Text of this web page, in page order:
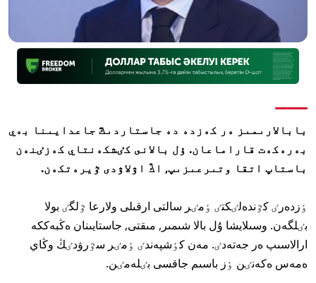
بابالارىمىز ەر كەزدە دە جاستاردىڭ جاعدايىنا بەي
بەرەكەت قاراماعان. ۇل بالانى كٸشكەنتاي كەزٸنەن
باستاپ اتقا وتىرعىزىپ, اڭ اۋلاۋدى ٷيرەتكەن.
ٶزدەرٸ كٷندەلٸكتٸ ٶمٸر سالتى ارقىلى ولارعا ٷلگٸ بولا
بٸلگەن. وسىلايشا ۇل بالا شىمىر, مىقتى, جاستايىنان ەڭبەككە
ارالاسىپ ەر جەتەدٸ. مەن كٶشپەندٸ ٶمٸر سٷرۋدٸڭ وڭاي
ەمەس ەكەنٸن ٶز باسىم جاقسى بٸلەمٸن.